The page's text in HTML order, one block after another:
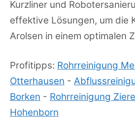
Kurzliner und
effektive Lösungen, um die
Arolsen in einem optimalen
Profitipps: Rohrreinigung
Otterhausen -
Borken - Rohrreinigung
Hohenborn